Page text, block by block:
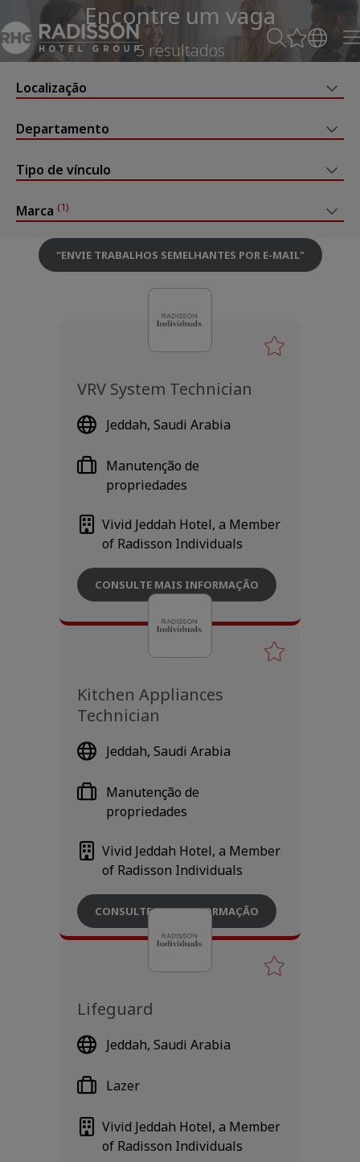
Encontre um vaga
5 resultados
Localização
Departamento
Tipo de vínculo
Marca (1)
"ENVIE TRABALHOS SEMELHANTES POR E-MAIL"
VRV System Technician
Jeddah, Saudi Arabia
Vivid Jeddah Hotel, a Member
of Radisson Individuals
Manutenção de
propriedades
CONSULTE MAIS INFORMAÇÃO
Kitchen Appliances
Technician
Jeddah, Saudi Arabia
Vivid Jeddah Hotel, a Member
of Radisson Individuals
Manutenção de
propriedades
CONSULTE MAIS INFORMAÇÃO
Lifeguard
Jeddah, Saudi Arabia
Vivid Jeddah Hotel, a Member
of Radisson Individuals
Lazer